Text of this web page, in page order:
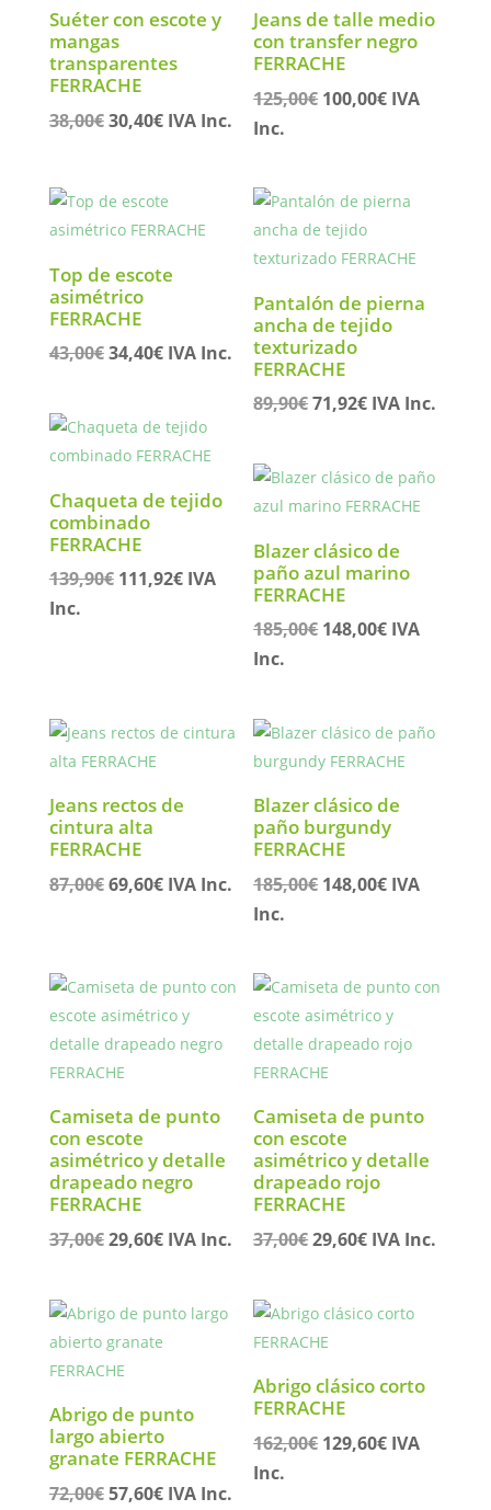
Suéter con escote y
mangas
transparentes
FERRACHE
38,00€El
era:
38,00€.
30,40€El
es:
30,40€.
IVA Inc.
Jeans de talle medio
con transfer negro
FERRACHE
125,00€ El
125,00€.
100,00€El
100,00€.
IVA
Inc.
Top de escote
asimétrico
FERRACHE
43,00€El
era:
43,00€.
34,40€El
es:
34,40€.
IVA Inc.
Pantalón de pierna
ancha de tejido
texturizado
FERRACHE
89,90€El
era:
89,90€.
71,92€El
es:
71,92€.
IVA Inc.
Chaqueta de tejido
combinado
FERRACHE
139,90€ El
111,92€ElIVA
Inc.
Blazer clásico de
paño azul marino
FERRACHE
185,00€ El
185,00€.
148,00€El
148,00€.
IVA
Inc.
Jeans rectos de
cintura alta
FERRACHE
87,00€El
87,00€.
69,60€El
69,60€.
IVA Inc.
Blazer clásico de
paño burgundy
FERRACHE
185,00€ El
185,00€.
148,00€El
148,00€.
IVA
Inc.
Camiseta de punto
con escote
asimétrico y detalle
drapeado negro
FERRACHE
37,00€El
era:
37,00€.
29,60€El
es:
29,60€.
IVA Inc.
Camiseta de punto
con escote
asimétrico y detalle
drapeado rojo
FERRACHE
37,00€El
era:
37,00€.
29,60€El
es:
IVA Inc.
Abrigo de punto
largo abierto
granate FERRACHE
72,00€El
57,60€ElIVA Inc.
Abrigo clásico corto
FERRACHE
162,00€ El
129,60€ElIVA
Inc.